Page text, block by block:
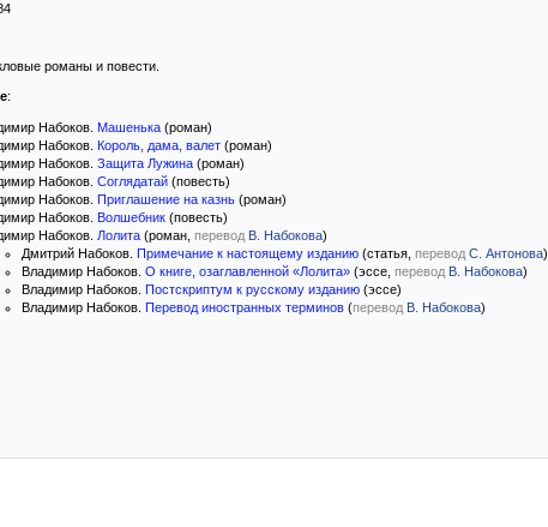
романы и повести.
:
Набоков. Машенька (роман)
Набоков. Король, дама, валет (роман)
Набоков. Защита Лужина (роман)
Набоков. Соглядатай (повесть)
Набоков. Приглашение на казнь (роман)
Набоков. Волшебник (повесть)
Набоков. Лолита (роман, перевод В. Набокова)
Дмитрий Набоков. Примечание к настоящему изданию (статья, перевод С. Антонова)
Владимир Набоков. О книге, озаглавленной «Лолита» (эссе, перевод В. Набокова)
Владимир Набоков. Постскриптум к русскому изданию (эссе)
Владимир Набоков. Перевод иностранных терминов (перевод В. Набокова)